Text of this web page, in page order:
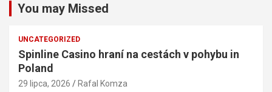
You may Missed
UNCATEGORIZED
Spinline Casino hraní na cestách v pohybu in
Poland
29 lipca, 2026 Rafal Komza